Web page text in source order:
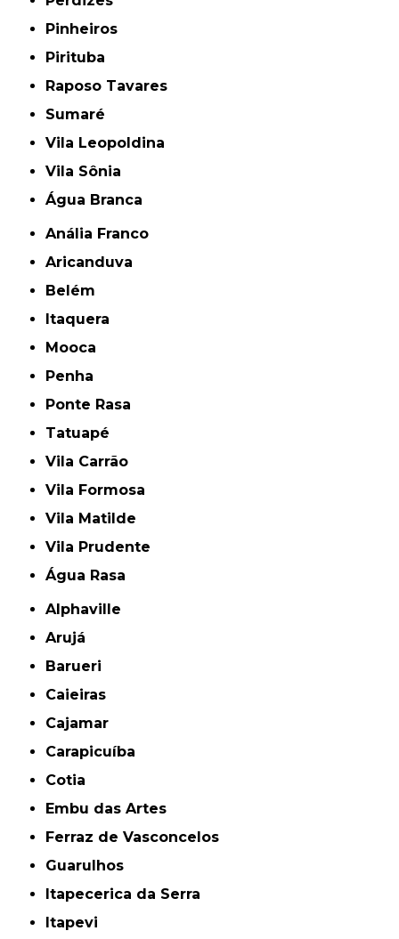
Pinheiros
Pirituba
Raposo Tavares
Sumaré
Vila Leopoldina
Vila Sônia
Água Branca
Anália Franco
Aricanduva
Belém
Itaquera
Mooca
Penha
Ponte Rasa
Tatuapé
Vila Carrão
Vila Formosa
Vila Matilde
Vila Prudente
Água Rasa
Alphaville
Arujá
Barueri
Caieiras
Cajamar
Carapicuíba
Cotia
Embu das Artes
Ferraz de Vasconcelos
Guarulhos
Itapecerica da Serra
Itapevi